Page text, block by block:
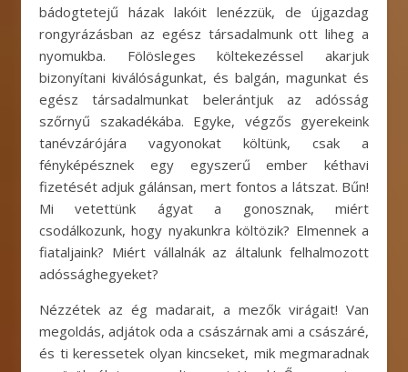
bádogtetejű házak lakóit lenézzük, de újgazdag
rongyrázásban az egész társadalmunk ott liheg a
nyomukba. Fölösleges költekezéssel akarjuk
bizonyítani kiválóságunkat, és balgán, magunkat és
egész társadalmunkat belerántjuk az adósság
szőrnyű szakadékába. Egyke, végzős gyerekeink
tanévzárójára vagyonokat költünk, csak a
fényképésznek egy egyszerű ember kéthavi
fizetését adjuk gálánsan, mert fontos a látszat. Bűn!
Mi vetettünk ágyat a gonosznak, miért
csodálkozunk, hogy nyakunkra költözik? Elmennek a
fiataljaink? Miért vállalnák az általunk felhalmozott
adóssághegyeket?
Nézzétek az ég madarait, a mezők virágait! Van
megoldás, adjátok oda a császárnak ami a császáré,
és ti keressetek olyan kincseket, mik megmaradnak